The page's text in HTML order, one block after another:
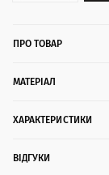
ПРО ТОВАР
МАТЕРІАЛ
ХАРАКТЕРИСТИКИ
ВІДГУКИ